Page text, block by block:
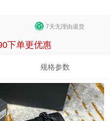
7天无理由退货
下单更优惠
规格参数